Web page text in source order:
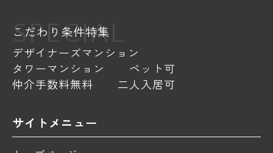
SPECIAL
こだわり条件特集
デザイナーズマンション
タワーマンション
ペット可
仲介手数料無料
二人入居可
サイトメニュー